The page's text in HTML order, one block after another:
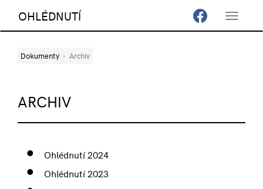
Toggle
OHLÉDNUTÍ
Dokumenty Archiv
ARCHIV
Ohlédnutí 2024
Ohlédnutí 2023